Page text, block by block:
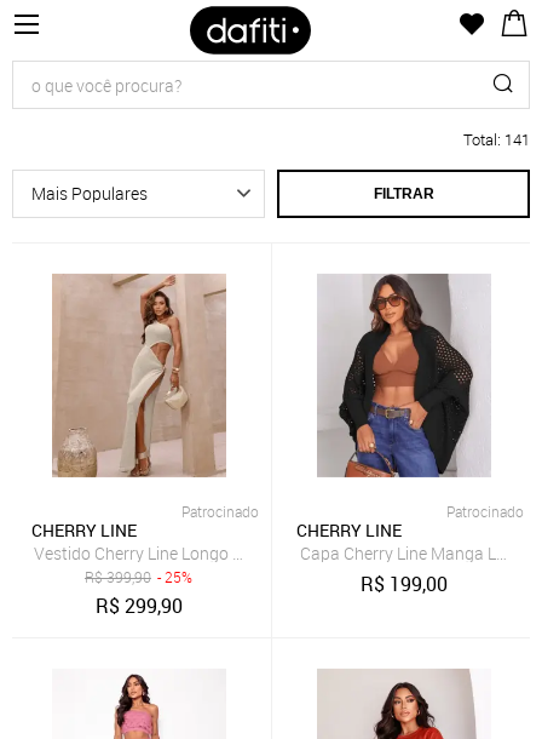
Total: 141
FILTRAR
Patrocinado
CHERRY LINE
Vestido Cherry Line Longo Saída De Praia Feminino Fivela Recorte
R$399,90 - 25%
R$299,90
Patrocinado
CHERRY LINE
Capa Cherry Line Manga
R$ 199,00